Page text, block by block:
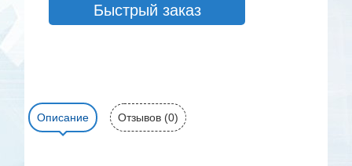
Быстрый заказ
Описание Отзывов (0)